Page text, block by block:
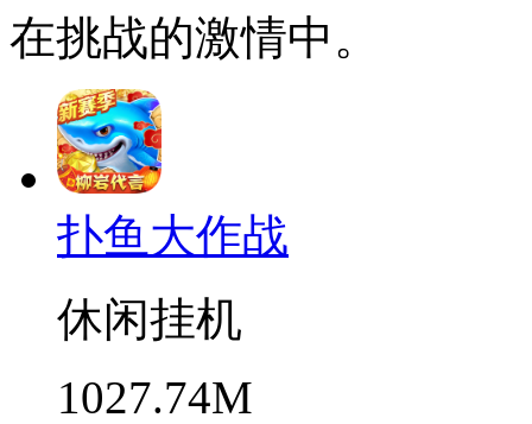
在挑战的激情中。
扑鱼大作战
休闲挂机
1027.74M